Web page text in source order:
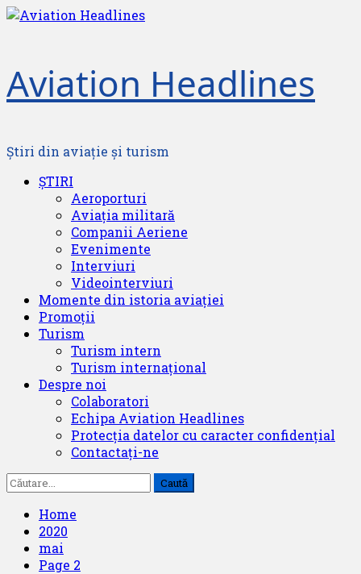
Skip
Aviation Headlines
Știri din aviație și turism
Primary
ȘTIRI
Aeroporturi
Aviația militară
Companii Aeriene
Evenimente
Interviuri
Videointerviuri
Momente din istoria aviației
Promoții
Turism
Turism intern
Turism internațional
Despre noi
Colaboratori
Echipa Aviation Headlines
Protecția datelor cu caracter confidențial
Contactați-ne
Caută
după:
Home
2020
mai
Page 2